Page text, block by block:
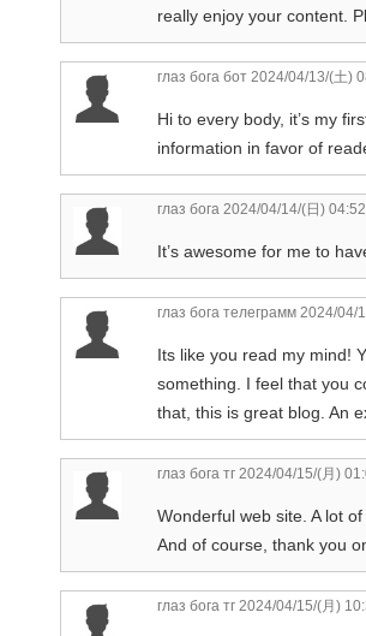
really enjoy your content.
глаз бога бот 2024/04/13/(土)
Hi to every body, it’s my
information in favor of
глаз бога 2024/04/14/(日)
It’s awesome for me to
глаз бога телеграмм 2024/04/
Its like you read my mind!
something. I feel that you
that, this is great blog. An
глаз бога тг 2024/04/15/(月)
Wonderful web site. A lot
And of course, thank you
глаз бога тг 2024/04/15/(月)